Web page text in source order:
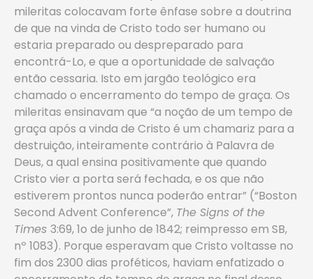
mileritas colocavam forte ênfase sobre a doutrina
de que na vinda de Cristo todo ser humano ou
estaria preparado ou despreparado para
encontrá-Lo, e que a oportunidade de salvação
então cessaria. Isto em jargão teológico era
chamado o encerramento do tempo de graça. Os
mileritas ensinavam que “a noção de um tempo de
graça após a vinda de Cristo é um chamariz para a
destruição, inteiramente contrário à Palavra de
Deus, a qual ensina positivamente que quando
Cristo vier a porta será fechada, e os que não
estiverem prontos nunca poderão entrar” (“Boston
Second Advent Conference”, The Signs of the
Times 3:69, 1o de junho de 1842; reimpresso em SB,
nº 1083). Porque esperavam que Cristo voltasse no
fim dos 2300 dias proféticos, haviam enfatizado o